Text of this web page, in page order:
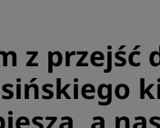
z przejść